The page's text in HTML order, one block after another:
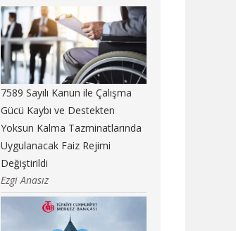
7589 Sayılı Kanun ile Çalışma
Gücü Kaybı ve Destekten
Yoksun Kalma Tazminatlarında
Uygulanacak Faiz Rejimi
Değiştirildi
Ezgi Anasız